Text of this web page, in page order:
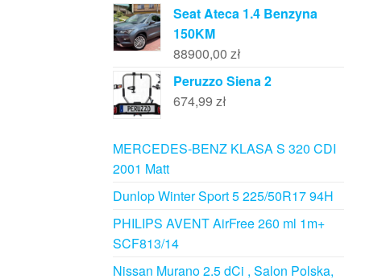
Seat Ateca 1.4 Benzyna
150KM
88900,00 zł
Peruzzo Siena 2
674,99 zł
MERCEDES-BENZ KLASA S 320 CDI
2001 Matt
Dunlop Winter Sport 5 225/50R17 94H
PHILIPS AVENT AirFree 260 ml 1m+
SCF813/14
Nissan Murano 2.5 dCi , Salon Polska,